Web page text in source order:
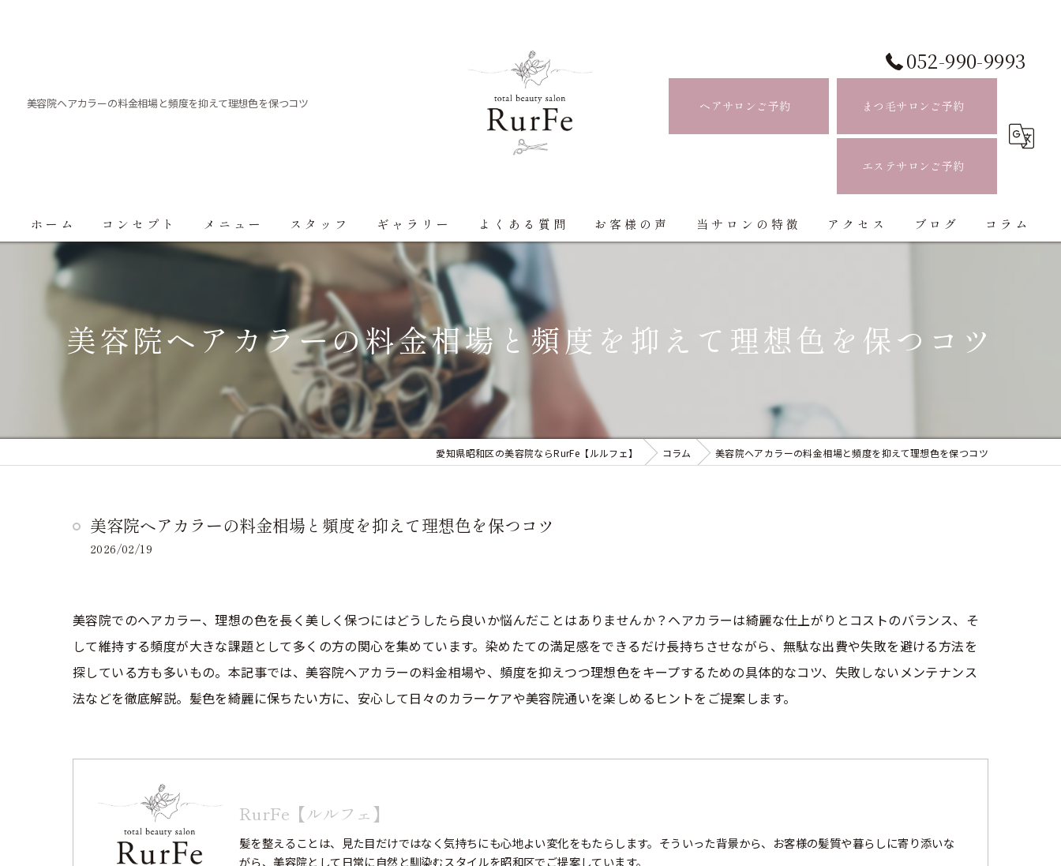
美容院ヘアカラーの料金相場と頻度を抑えて理想色を保つコツ
052-990-9993
ヘアサロンご予約 まつ毛サロンご予約
エステサロンご予約
ホーム コンセプト メニュー スタッフ ギャラリー よくある質問 お客様の声 当サロンの特徴
似合わせカット
まつ毛パーマ
アクセス ブログ コラム
美容院ヘアカラーの料金相場と頻度を抑えて理想色を保つコツ
愛知県昭和区の美容院ならRurFe【ルルフェ】 コラム 美容院ヘアカラーの料金相場と頻度を抑えて理想色を保つコツ
美容院ヘアカラーの料金相場と頻度を抑えて理想色を保つコツ
2026/02/19
美容院でのヘアカラー、理想の色を長く美しく保つにはどうしたら良いか悩んだことはありませんか？ヘアカラーは綺麗な仕上がりとコストのバランス、そ
して維持する頻度が大きな課題として多くの方の関心を集めています。染めたての満足感をできるだけ長持ちさせながら、無駄な出費や失敗を避ける方法を
探している方も多いもの。本記事では、美容院ヘアカラーの料金相場や、頻度を抑えつつ理想色をキープするための具体的なコツ、失敗しないメンテナンス
法などを徹底解説。髪色を綺麗に保ちたい方に、安心して日々のカラーケアや美容院通いを楽しめるヒントをご提案します。
RurFe【ルルフェ】
髪を整えることは、見た目だけではなく気持ちにも心地よい変化をもたらします。そういった背景から、お客様の髪質や暮らしに寄り添いな
がら、美容院として日常に自然と馴染むスタイルを昭和区でご提案しています。